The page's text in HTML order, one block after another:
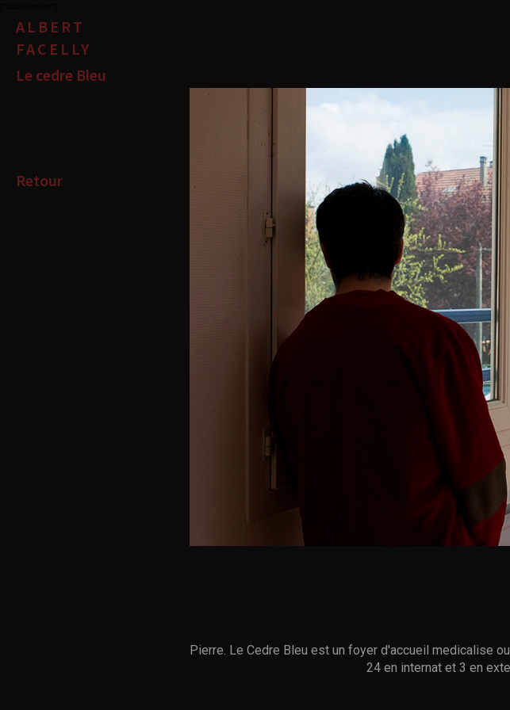
ALBERT
FACELLY
Le cedre Bleu
Retour
Pierre. Le Cedre Bleu est un foyer d'accueil medicalise
24 en internat et 3 en